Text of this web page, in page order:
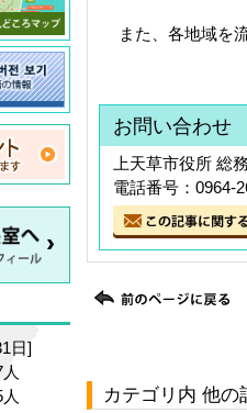
また、各地域を
お問い合わせ
上天草市役所 総
電話番号：0964-
カテゴリ内 他の
日]